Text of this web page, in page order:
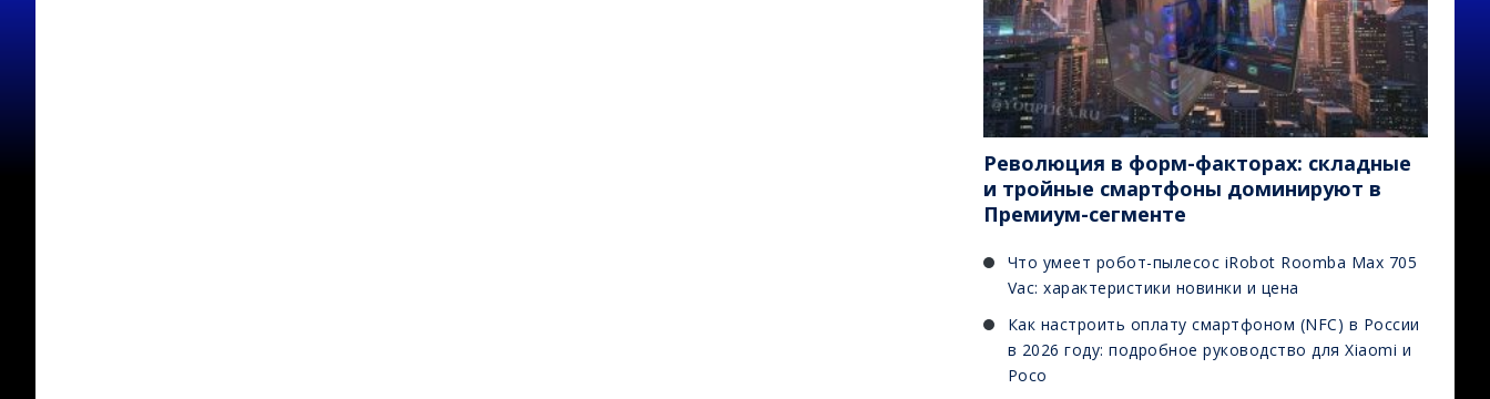
Революция в форм-факторах: складные
и тройные смартфоны доминируют в
Премиум-сегменте
Что умеет робот-пылесос iRobot Roomba Max 705
Vac: характеристики новинки и цена
Как настроить оплату смартфоном (NFC) в России
в 2026 году: подробное руководство для Xiaomi и
Poco